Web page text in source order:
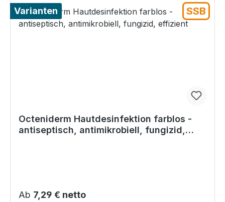
Varianten SSB
Octeniderm Hautdesinfektion farblos -
antiseptisch, antimikrobiell, fungizid,
Regulärer Preis:
Ab 7,29 € netto